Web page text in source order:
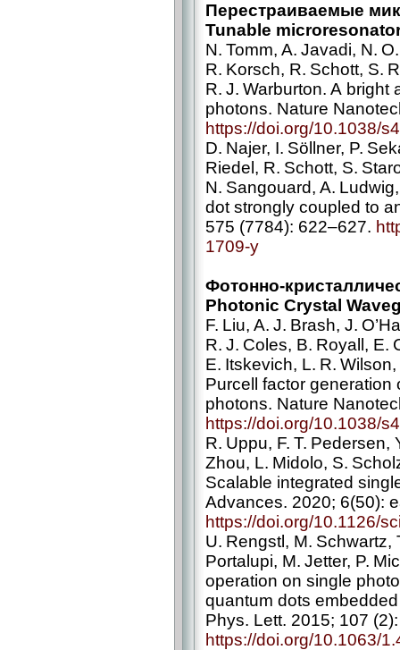
Перестраиваемые
Tunable
N. Tomm, A. Javadi, N.
R. Korsch, R. Schott, S.
R. J. Warburton. A
photons. Nature
https://doi.org/10.1038/
D. Najer, I. Söllner, P.
Riedel, R. Schott, S.
N. Sangouard, A.
dot strongly coupled to
575 (7784): 622–627.
1709‑y
Фотонно-
Photonic Crystal
F. Liu, A. J. Brash, J.
R. J. Coles, B. Royall, E.
E. Itskevich, L. R.
Purcell factor
photons. Nature
https://doi.org/10.1038/
R. Uppu, F. T. Pedersen,
Zhou, L. Midolo, S.
Scalable integrated
Advances. 2020; 6(50):
https://doi.org/10.1126/
U. Rengstl, M. Schwartz,
Portalupi, M. Jetter, P.
operation on single
quantum dots
Phys. Lett. 2015; 107
https://doi.org/10.1063/